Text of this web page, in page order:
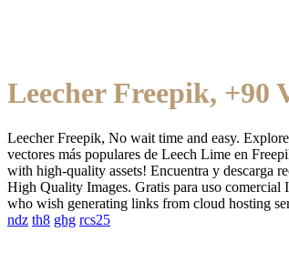
Leecher Freepik, +90
Leecher Freepik, No wait time and easy.
vectores más populares de Leech Lime en
with high-quality assets! Encuentra y descarga
High Quality Images. Gratis para uso
who wish generating links from cloud hosting
ndz th8 ghg rcs25